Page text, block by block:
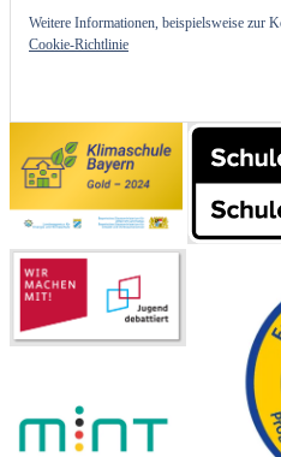
Weitere Informationen, beispielsweise zur
Cookie-Richtlinie